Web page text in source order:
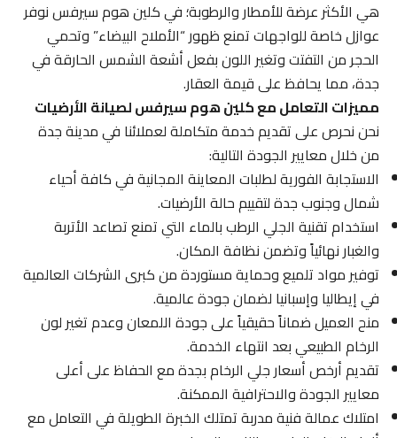
هي الأكثر عرضة للأمطار والرطوبة؛ في كلين هوم سيرفس نوفر
عوازل خاصة للواجهات تمنع ظهور “الأملاح البيضاء” وتحمي
الحجر من التفتت وتغير اللون بفعل أشعة الشمس الحارقة في
جدة، مما يحافظ على قيمة العقار.
مميزات التعامل مع كلين هوم سيرفس لصيانة الأرضيات
نحن نحرص على تقديم خدمة متكاملة لعملائنا في مدينة جدة
من خلال معايير الجودة التالية:
الاستجابة الفورية لطلبات المعاينة المجانية في كافة أحياء
شمال وجنوب جدة لتقييم حالة الأرضيات.
استخدام تقنية الجلي الرطب بالماء التي تمنع تصاعد الأتربة
والغبار نهائياً وتضمن نظافة المكان.
توفير مواد تلميع وحماية مستوردة من كبرى الشركات العالمية
في إيطاليا وإسبانيا لضمان جودة عالمية.
منح العميل ضماناً حقيقياً على جودة اللمعان وعدم تغير لون
الرخام الطبيعي بعد انتهاء الخدمة.
تقديم أرخص أسعار جلي الرخام بجدة مع الحفاظ على أعلى
معايير الجودة والاحترافية الممكنة.
امتلاك عمالة فنية مدربة تمتلك الخبرة الطويلة في التعامل مع